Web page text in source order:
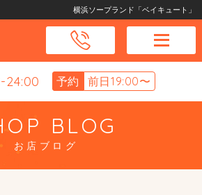
横浜ソープランド「ベイキュート」
24:00 予約 前日19:00〜
BLOG
お店ブログ